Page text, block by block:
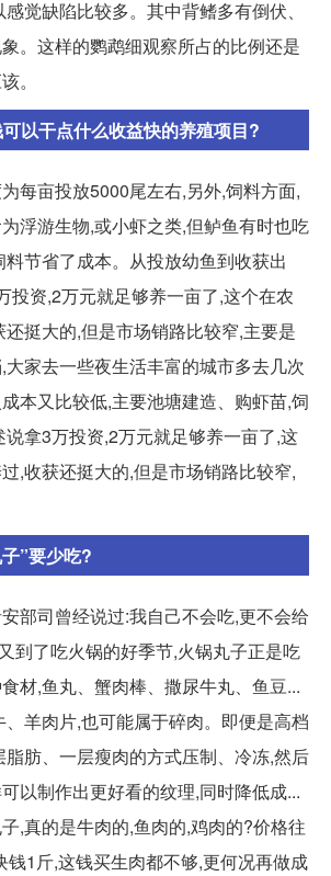
觉缺陷比较多。其中背鳍多有倒伏、
。这样的鹦鹉细观察所占的比例还是
。
以干点什么收益快的养殖项目?
每亩投放5000尾左右,另外,饲料方面,
浮游生物,或小虾之类,但鲈鱼有时也吃
节省了成本。从投放幼鱼到收获出
投资,2万元就足够养一亩了,这个在农
挺大的,但是市场销路比较窄,主要是
家去一些夜生活丰富的城市多去几次
本又比较低,主要池塘建造、购虾苗,饲
拿3万投资,2万元就足够养一亩了,这
,收获还挺大的,但是市场销路比较窄,
”要少吃?
部司曾经说过:我自己不会吃,更不会给
到了吃火锅的好季节,火锅丸子正是吃
材,鱼丸、蟹肉棒、撒尿牛丸、鱼豆...
羊肉片,也可能属于碎肉。即便是高档
肪、一层瘦肉的方式压制、冷冻,然后
以制作出更好看的纹理,同时降低成...
,真的是牛肉的,鱼肉的,鸡肉的?价格往
钱1斤,这钱买生肉都不够,更何况再做成